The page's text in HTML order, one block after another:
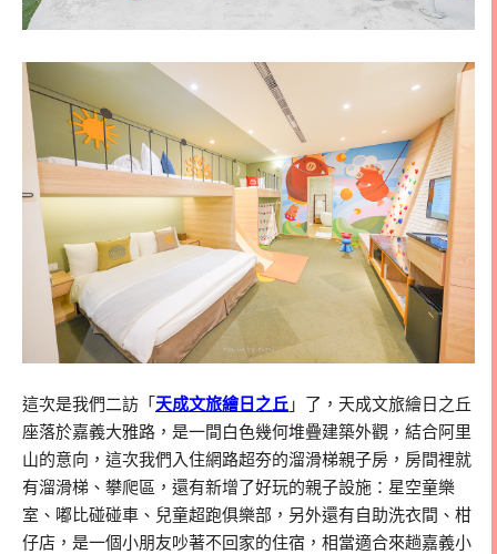
這次是我們二訪「天成文旅繪日之丘 」了，天成文旅繪日之丘
座落於嘉義大雅路，是一間白色幾何堆疊建築外觀，結合阿里
山的意向，這次我們入住網路超夯的溜滑梯親子房，房間裡就
有溜滑梯、攀爬區，還有新增了好玩的親子設施：星空童樂
室、嘟比碰碰車、兒童超跑俱樂部，另外還有自助洗衣間、柑
仔店，是一個小朋友吵著不回家的住宿，相當適合來趟嘉義小